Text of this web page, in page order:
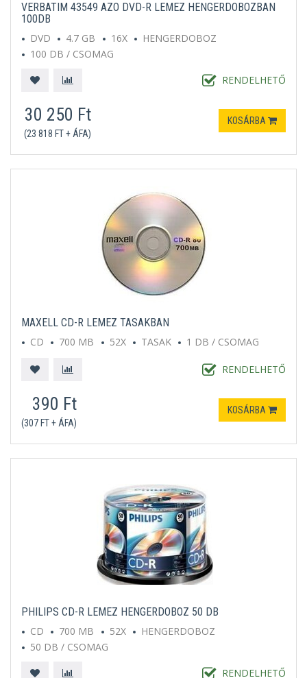
VERBATIM 43549 AZO DVD-R LEMEZ HENGERDOBOZBAN
100DB
DVD
4.7 GB 16X
HENGERDOBOZ
100 DB / CSOMAG
RENDELHETŐ
30 250 Ft
(23 818 FT + ÁFA)
KOSÁRBA
MAXELL CD-R LEMEZ TASAKBAN
CD
700 MB 52X TASAK 1 DB / CSOMAG
RENDELHETŐ
390 Ft
(307 FT + ÁFA)
KOSÁRBA
PHILIPS CD-R LEMEZ HENGERDOBOZ 50 DB
CD
700 MB 52X
HENGERDOBOZ
50 DB / CSOMAG
RENDELHETŐ